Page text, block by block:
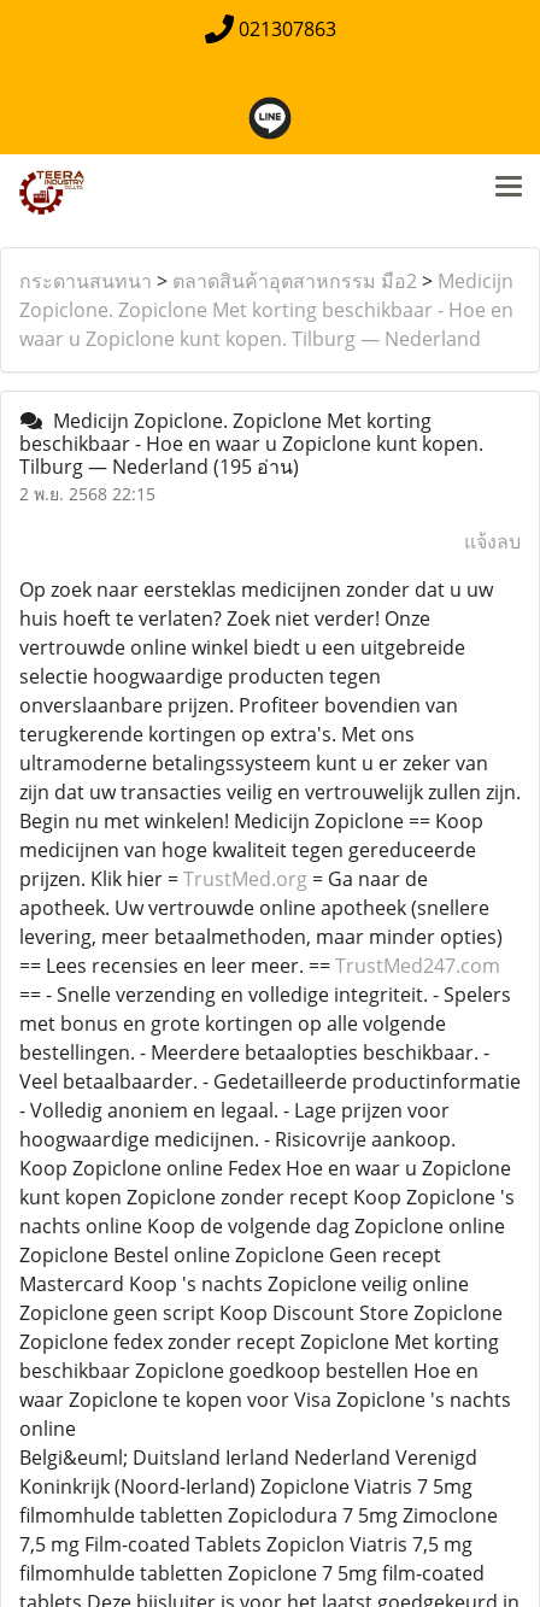
021307863
กระดานสนทนา > ตลาดสินค้าอุตสาหกรรม มือ2> Medicijn
Zopiclone. Zopiclone Met korting beschikbaar - Hoe en
waar u Zopiclone kunt kopen. Tilburg — Nederland
Medicijn Zopiclone. Zopiclone Met korting
beschikbaar - Hoe en waar u Zopiclone kunt kopen.
Tilburg — Nederland (195 อ่าน)
2 พ.ย. 2568 22:15
แจ้งลบ
Op zoek naar eersteklas medicijnen zonder dat u uw
huis hoeft te verlaten? Zoek niet verder! Onze
vertrouwde online winkel biedt u een uitgebreide
selectie hoogwaardige producten tegen
onverslaanbare prijzen. Profiteer bovendien van
terugkerende kortingen op extra's. Met ons
ultramoderne betalingssysteem kunt u er zeker van
zijn dat uw transacties veilig en vertrouwelijk zullen zijn.
Begin nu met winkelen! Medicijn Zopiclone == Koop
medicijnen van hoge kwaliteit tegen gereduceerde
prijzen. Klik hier =TrustMed.org = Ga naar de
apotheek. Uw vertrouwde online apotheek (snellere
levering, meer betaalmethoden, maar minder opties)
== Lees recensies en leer meer. ==TrustMed247.com
== - Snelle verzending en volledige integriteit. - Spelers
met bonus en grote kortingen op alle volgende
bestellingen. - Meerdere betaalopties beschikbaar. -
Veel betaalbaarder. - Gedetailleerde productinformatie
- Volledig anoniem en legaal. - Lage prijzen voor
hoogwaardige medicijnen. - Risicovrije aankoop.
Koop Zopiclone online Fedex Hoe en waar u Zopiclone
kunt kopen Zopiclone zonder recept Koop Zopiclone 's
nachts online Koop de volgende dag Zopiclone online
Zopiclone Bestel online Zopiclone Geen recept
Mastercard Koop 's nachts Zopiclone veilig online
Zopiclone geen script Koop Discount Store Zopiclone
Zopiclone fedex zonder recept Zopiclone Met korting
beschikbaar Zopiclone goedkoop bestellen Hoe en
waar Zopiclone te kopen voor Visa Zopiclone 's nachts
online
Belgi&euml; Duitsland Ierland Nederland Verenigd
Koninkrijk (Noord-Ierland) Zopiclone Viatris 7 5mg
filmomhulde tabletten Zopiclodura 7 5mg Zimoclone
7,5 mg Film-coated Tablets Zopiclon Viatris 7,5 mg
filmomhulde tabletten Zopiclone 7 5mg film-coated